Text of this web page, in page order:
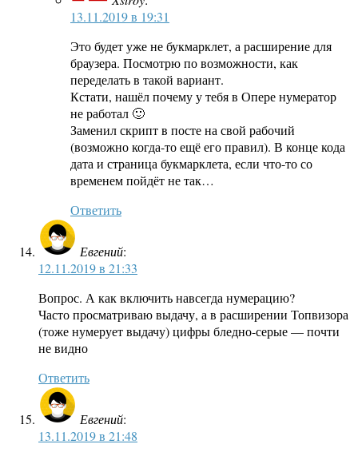
13.11.2019 в 19:31
Это будет уже не букмарклет, а расширение для
браузера. Посмотрю по возможности, как
переделать в такой вариант.
Кстати, нашёл почему у тебя в Опере нумератор
не работал 🙂
Заменил скрипт в посте на свой рабочий
(возможно когда-то ещё его правил). В конце кода
дата и страница букмарклета, если что-то со
временем пойдёт не так…
Ответить
Евгений:
12.11.2019 в 21:33
Вопрос. А как включить навсегда нумерацию?
Часто просматриваю выдачу, а в расширении Топвизора
(тоже нумерует выдачу) цифры бледно-серые — почти
не видно
Ответить
Евгений:
13.11.2019 в 21:48